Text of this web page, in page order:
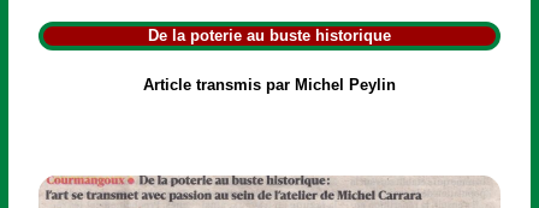
De la poterie au buste historique
Article transmis par Michel Peylin